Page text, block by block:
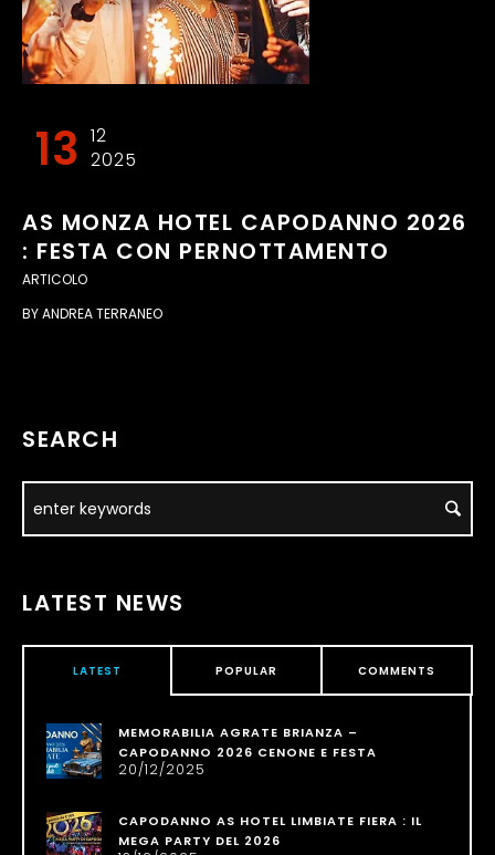
13 12
2025
AS MONZA HOTEL CAPODANNO 2026
: FESTA CON PERNOTTAMENTO
ARTICOLO
BYANDREA TERRANEO
SEARCH
LATEST NEWS
LATEST POPULAR COMMENTS
MEMORABILIA AGRATE BRIANZA –
CAPODANNO 2026 CENONE E FESTA
20/12/2025
CAPODANNO AS HOTEL LIMBIATE FIERA : IL
MEGA PARTY DEL 2026